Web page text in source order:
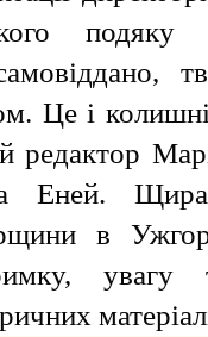
подяку
Це і
редактор
Еней. Щира
в